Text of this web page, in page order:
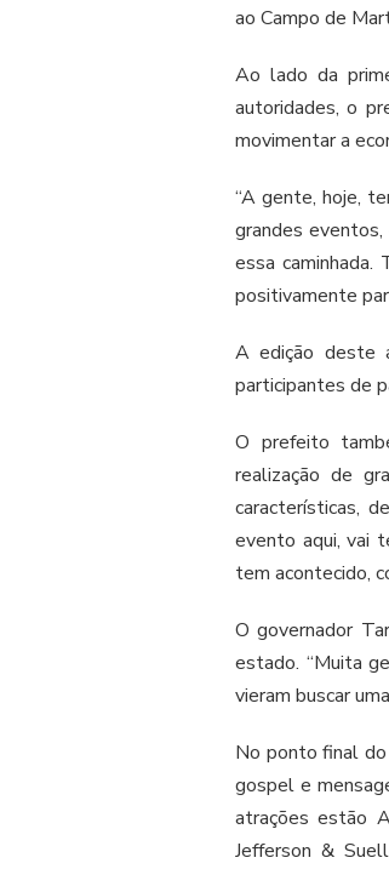
ao Campo de
Ao lado da
autoridades, o
movimentar a
“A gente, hoje,
grandes eventos,
essa
positivamente
A edição deste
participantes de
O prefeito
realização de
características,
evento aqui, vai
tem acontecido,
O governador
estado. “Muita
vieram buscar
No ponto final
gospel e
atrações estão
Jefferson &